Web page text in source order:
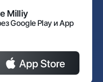
Milliy
Google Play и App